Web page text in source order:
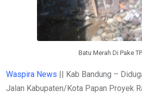
Batu Merah Di Pake
Waspira News || Kab Bandung –
Jalan Kabupaten/Kota Papan Proyek